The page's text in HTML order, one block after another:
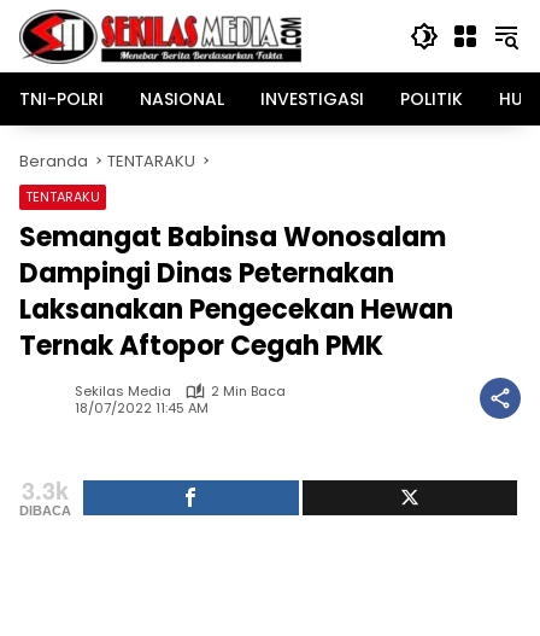
Langsung
konten
TNI-POLRI
NASIONAL INVESTIGASI POLITIK
Beranda TENTARAKU
TENTARAKU
Semangat Babinsa Wonosalam
Dampingi Dinas Peternakan
Laksanakan Pengecekan Hewan
Ternak Aftopor Cegah PMK
Sekilas Media
2 Min Baca
18/07/2022 11:45 AM
3.3k
DIBACA